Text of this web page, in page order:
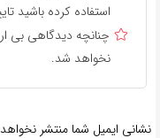
استفاده کرده باشید
چنانچه دیدگاهی بی
نخواهد شد.
نشانی ایمیل شما منتشر